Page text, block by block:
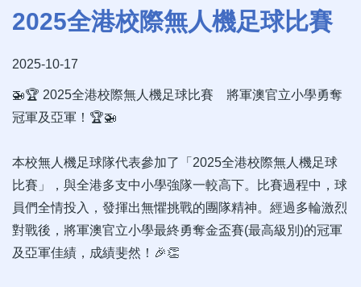
連
2025全港校際無人機足球比賽
2025-10-17
🚁🏆 2025全港校際無人機足球比賽 將軍澳官立小學勇奪
冠軍及亞軍！ 🏆🚁
本校無人機足球隊代表參加了「 2025全港校際無人機足球
比賽」，與全港多支中小學強隊一較高下。比賽過程中，球
員們全情投入，發揮出無懼挑戰的團隊精神。經過多輪激烈
對戰後，將軍澳官立小學最終勇奪金盃賽(最高級別 )的冠軍
及亞軍佳績，成績斐然！ 🎉👏